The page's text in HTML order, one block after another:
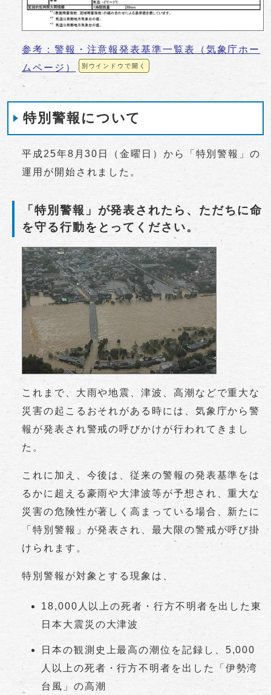
参考：警報・注意報発表基準一覧表（気象庁ホー
ムページ）
別ウインドウで開く
特別警報について
平成25年8月30日（金曜日）から「特別警報」の
運用が開始されました。
「特別警報」が発表されたら、ただちに命
を守る行動をとってください。
これまで、大雨や地震、津波、高潮などで重大な
災害の起こるおそれがある時には、気象庁から警
報が発表され警戒の呼びかけが行われてきまし
た。
これに加え、今後は、従来の警報の発表基準をは
るかに超える豪雨や大津波等が予想され、重大な
災害の危険性が著しく高まっている場合、新たに
「特別警報」が発表され、最大限の警戒が呼び掛
けられます。
特別警報が対象とする現象は、
18,000人以上の死者・行方不明者を出した東
日本大震災の大津波
日本の観測史上最高の潮位を記録し、5,000
人以上の死者・行方不明者を出した「伊勢湾
台風」の高潮